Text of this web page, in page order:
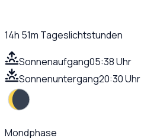
14h 51m Tageslichtstunden
Sonnenaufgang05:38 Uhr
Sonnenuntergang20:30 Uhr
Mondphase